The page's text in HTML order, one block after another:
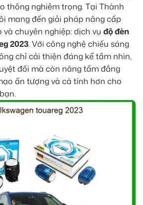
thông nghiêm trọng. Tại Thành
mang đến giải pháp nâng cấp
chuyên nghiệp: dịch vụ độ đèn
2023. Với công nghệ chiếu sáng
chỉ cải thiện đáng kể tầm nhìn,
đối mà còn nâng tầm đẳng
ấn tượng và cá tính hơn cho